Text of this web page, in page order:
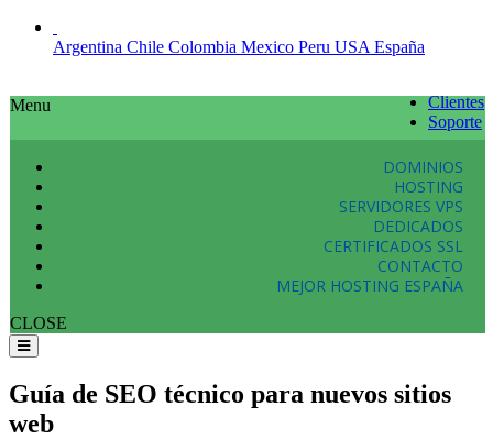
Argentina Chile Colombia Mexico Peru USA España
Clientes
Soporte
Menu
DOMINIOS
HOSTING
SERVIDORES VPS
DEDICADOS
CERTIFICADOS SSL
CONTACTO
MEJOR HOSTING ESPAÑA
CLOSE
Guía de SEO técnico para nuevos sitios
web